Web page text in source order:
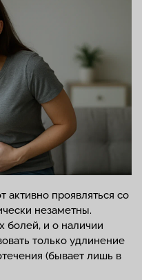
активно проявляться со
незаметны.
болей, и о наличии
только удлинение
(бывает лишь в